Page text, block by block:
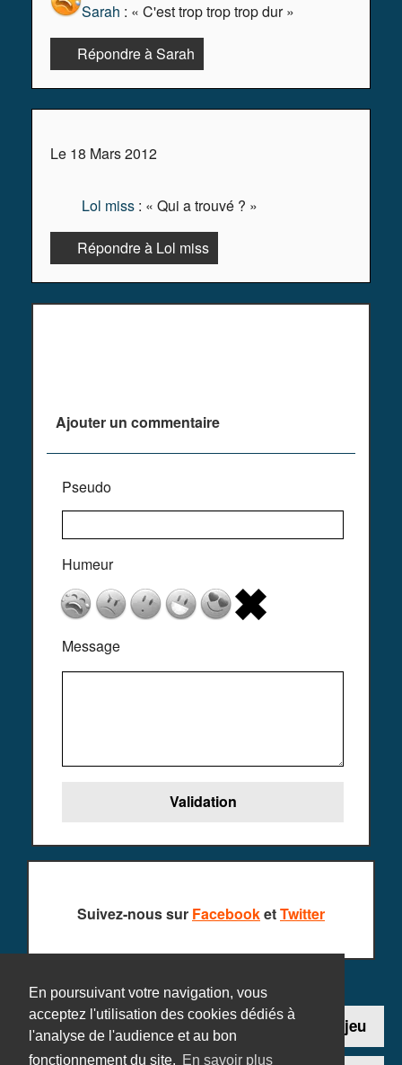
En poursuivant votre navigation, vous
acceptez l'utilisation des cookies dédiés à
l'analyse de l'audience et au bon
fonctionnement du site. En savoir plus
Sarah : « C'est trop trop trop dur »
Répondre à Sarah
Le 18 Mars 2012
Lol miss : « Qui a trouvé ? »
Répondre à Lol miss
Ajouter un commentaire
Pseudo
Humeur
Message
Suivez-nous sur FacebooketTwitter
Contact Ajouter un jeu